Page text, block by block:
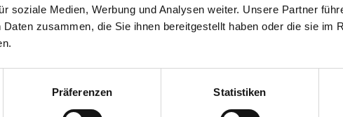
soziale Medien, Werbung und Analysen weiter. Unsere Partner
zusammen, die Sie ihnen bereitgestellt haben oder die sie im
Präferenzen Statistiken
L-BOXX SYSTEM